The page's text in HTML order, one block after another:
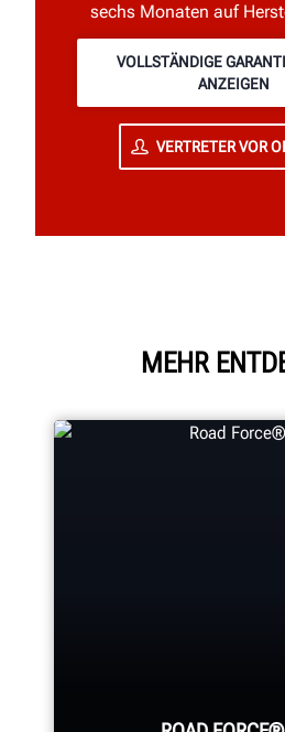
sechs Monaten auf
VOLLSTÄNDIGE
ANZEIGEN
VERTRETER VOR
MEHR